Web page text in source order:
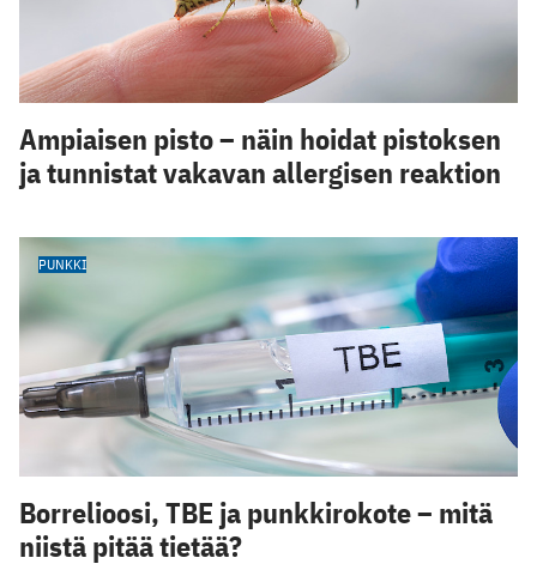
Ampiaisen pisto – näin hoidat pistoksen
ja tunnistat vakavan allergisen reaktion
PUNKKI
Borrelioosi, TBE ja punkkirokote – mitä
niistä pitää tietää?